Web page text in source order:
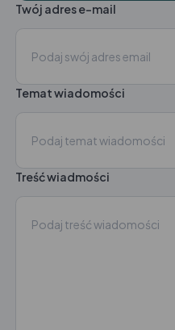
Twój adres e-mail
Temat wiadomości
Treść wiadmości